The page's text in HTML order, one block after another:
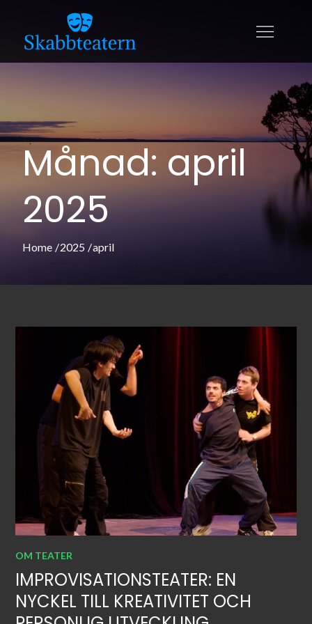
content
skabbteatern.se
En sida för dig som älskar teater
Månad: april
2025
Home 2025 april
OM TEATER
IMPROVISATIONSTEATER: EN
NYCKEL TILL KREATIVITET OCH